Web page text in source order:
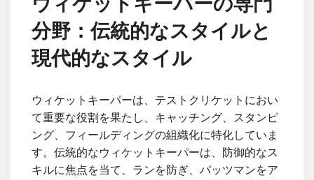
分野：伝統的なスタイルと
現代的なスタイル
ウィケットキーパーは、テストクリケットにおい
て重要な役割を果たし、キャッチング、スタンピ
ング、フィールディングの組織化に特化していま
す。伝統的なウィケットキーパーは、防御的なス
キルに焦点を当て、ランを防ぎ、バッツマンをア